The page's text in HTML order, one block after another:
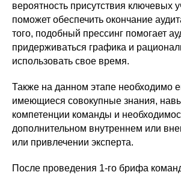
вероятность присутствия ключевых
поможет обеспечить окончание
того, подобный прессинг помогает
придерживаться графика и
использовать свое время.
Также на данном этапе необходимо
имеющиеся совокупные знания,
компетенции команды и
дополнительном внутреннем или
или привлечении эксперта.
После проведения 1-го брифа